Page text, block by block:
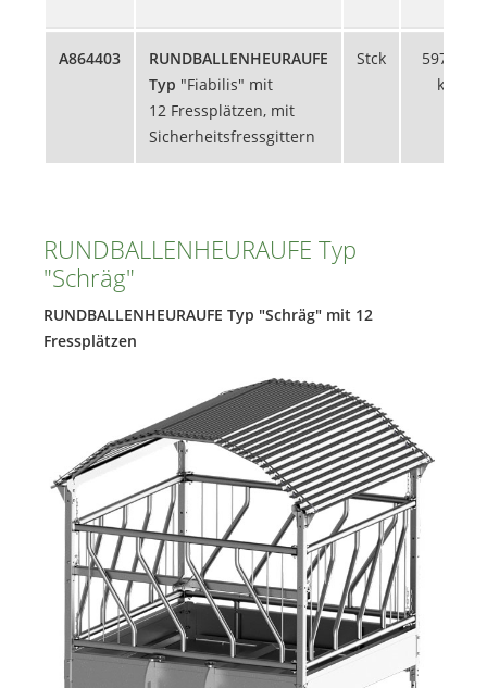
A864403
RUNDBALLENHEURAUFE
Typ "Fiabilis" mit
12 Fressplätzen, mit
Sicherheitsfressgittern
Stck
597,93
kg
RUNDBALLENHEURAUFE Typ
"Schräg"
RUNDBALLENHEURAUFE Typ "Schräg" mit 12
Fressplätzen